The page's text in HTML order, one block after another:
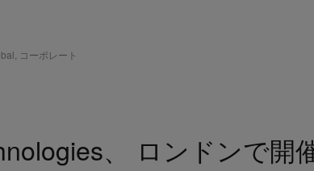
コーポレート
、 ロンドンで開